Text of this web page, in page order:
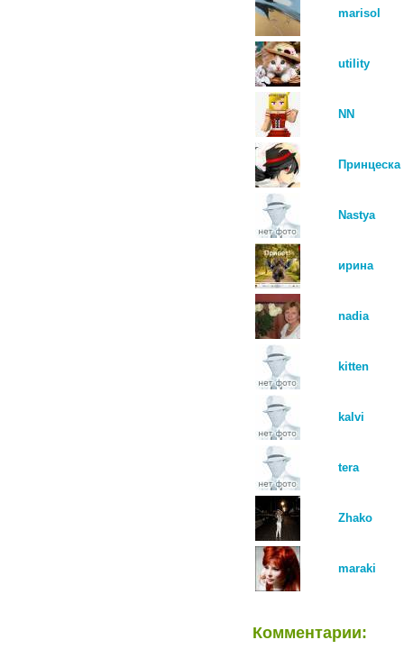
marisol
utility
NN
Принцеска
Nastya
ирина
nadia
kitten
kalvi
tera
Zhako
maraki
Комментарии: